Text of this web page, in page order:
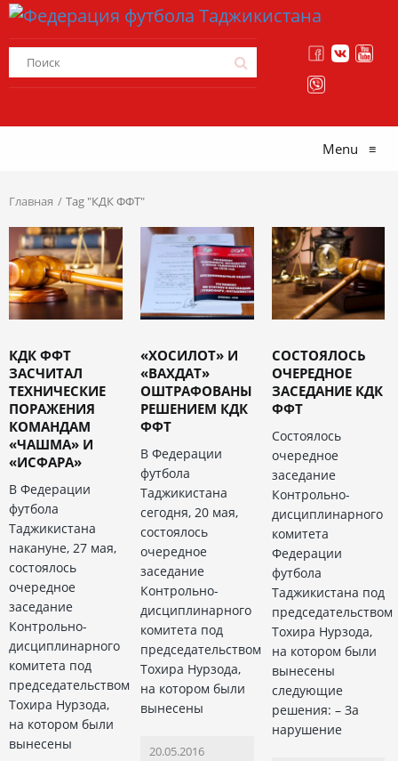
Menu ≡
Главная Tag "КДК ФФТ"
КДК ФФТ
ЗАСЧИТАЛ
ТЕХНИЧЕСКИЕ
ПОРАЖЕНИЯ
КОМАНДАМ
«ЧАШМА» И
«ИСФАРА»
В Федерации
футбола
Таджикистана
накануне, 27 мая,
состоялось
очередное
заседание
Контрольно-
дисциплинарного
комитета под
председательством
Тохира Нурзода,
на котором были
вынесены
«ХОСИЛОТ» И
«ВАХДАТ»
ОШТРАФОВАНЫ
РЕШЕНИЕМ КДК
ФФТ
В Федерации
футбола
Таджикистана
сегодня, 20 мая,
состоялось
очередное
заседание
Контрольно-
дисциплинарного
комитета под
председательством
Тохира Нурзода,
на котором были
вынесены
20.05.2016
СОСТОЯЛОСЬ
ОЧЕРЕДНОЕ
ЗАСЕДАНИЕ КДК
ФФТ
Состоялось
очередное
заседание
Контрольно-
дисциплинарного
комитета
Федерации
футбола
Таджикистана под
председательством
Тохира Нурзода,
на котором были
вынесены
следующие
решения: – За
нарушение